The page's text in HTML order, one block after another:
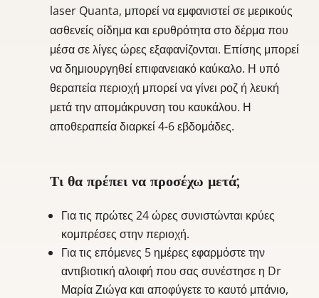
laser Quanta, μπορεί να εμφανιστεί σε μερικούς
ασθενείς οίδημα και ερυθρότητα στο δέρμα που
μέσα σε λίγες ώρες εξαφανίζονται. Επίσης μπορεί
να δημιουργηθεί επιφανειακό καύκαλο. Η υπό
θεραπεία περιοχή μπορεί να γίνει ροζ ή λευκή
μετά την απομάκρυνση του καυκάλου. Η
αποθεραπεία διαρκεί 4-6 εβδομάδες.
Τι θα πρέπει να προσέχω μετά;
Για τις πρώτες 24 ώρες συνιστώνται κρύες
κομπρέσες στην περιοχή.
Για τις επόμενες 5 ημέρες εφαρμόστε την
αντιβιοτική αλοιφή που σας συνέστησε η Dr
Μαρία Ζιώγα και αποφύγετε το καυτό μπάνιο,